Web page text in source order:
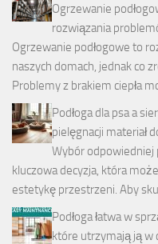
Ogrzewanie
rozwiązania
Ogrzewanie podłogowe to
naszych domach, jednak co
Problemy z brakiem ciepła
Podłoga dla psa a
pielęgnacji materiał
Wybór odpowiedniej
kluczowa decyzja, która
estetykę przestrzeni. Aby
Podłoga łatwa w
które utrzymają ją w